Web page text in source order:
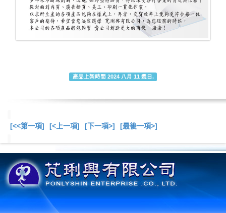
產品上架時間 2024 八月 11 週日.
[<<第一項] [<上一項] [下一項>] [最後一項>]